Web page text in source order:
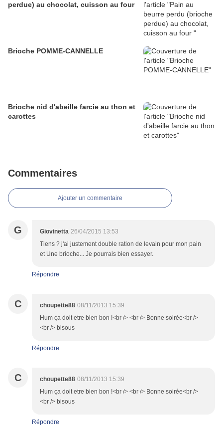
perdue) au chocolat, cuisson au four
Brioche POMME-CANNELLE
Brioche nid d'abeille farcie au thon et
carottes
Commentaires
Ajouter un commentaire
G Giovinetta 26/04/2015 13:53
Tiens ? j'ai justement double ration de levain pour mon pain
et Une brioche... Je pourrais bien essayer.
Répondre
C choupette88 08/11/2013 15:39
Hum ça doit etre bien bon !<br /> <br /> Bonne soirée<br />
<br /> bisous
Répondre
C choupette88 08/11/2013 15:39
Hum ça doit etre bien bon !<br /> <br /> Bonne soirée<br />
<br /> bisous
Répondre